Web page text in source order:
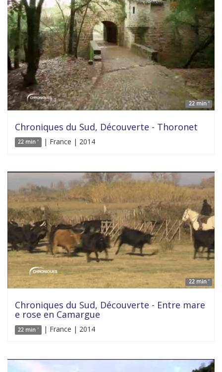
22 min '
Chroniques du Sud, Découverte - Thoronet
22 min ' | France | 2014
22 min '
Chroniques du Sud, Découverte - Entre mare
e rose en Camargue
22 min ' | France | 2014